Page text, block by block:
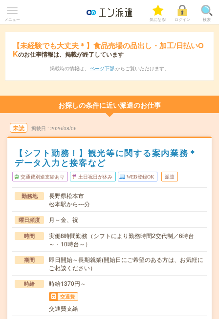
メニュー 気になる! ログイン 検索
【未経験でも大丈夫＊】食品売場の品出し・加工/日払いO
Kのお仕事情報は、掲載が終了しています
掲載時の情報は、 ページ下部 からご覧いただけます。
お探しの条件に近い派遣のお仕事
未読 掲載日 2026/08/06
【シフト勤務！】観光等に関する案内業務＊
データ入力と接客など
交通費別途支給あり 土日祝日が休み WEB登録OK 派遣
勤務地
長野県松本市
松本駅から---分
曜日頻度 月～金、祝
時間
実働8時間勤務（シフトにより勤務時間2交代制／6時台
～・10時台～）
期間
即日開始～長期就業(開始日にご希望のある方は、お気軽に
ご相談ください）
時給 時給1370円～
交通費
交通費支給